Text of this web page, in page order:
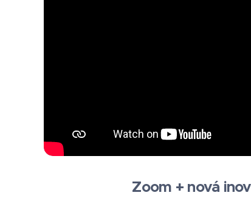
Zoom + nová